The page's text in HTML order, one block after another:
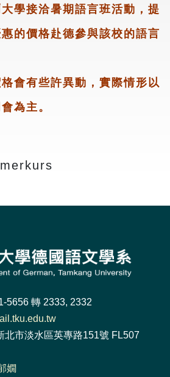
學接洽暑期語言班活動，提
的價格赴德參與該校的語言
會有些許異動，實際情形以
為主。
5656 轉 2333, 2332
北市淡水區英專路151號 FL507
嫺